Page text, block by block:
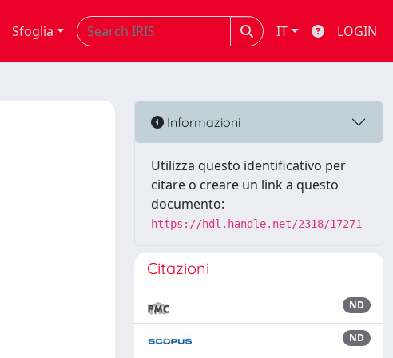
Sfoglia IT LOGIN
Informazioni
Utilizza questo identificativo per
citare o creare un link a questo
documento:
https://hdl.handle.net/2318/17271
Citazioni
ND
ND